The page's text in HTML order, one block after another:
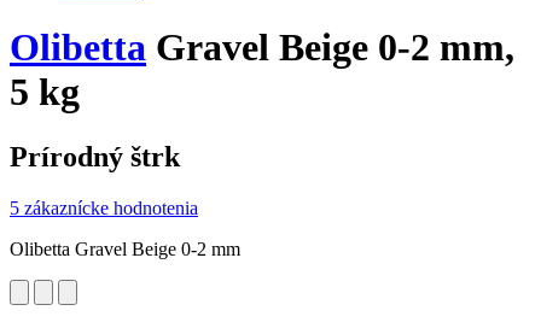
Olibetta Gravel Beige 0-2 mm,
5 kg
Prírodný štrk
5 zákaznícke hodnotenia
Olibetta Gravel Beige 0-2 mm